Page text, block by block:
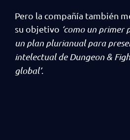
Pero la compañía también
su objetivo ‘como un primer
un plan plurianual para
intelectual de Dungeon &
global’.